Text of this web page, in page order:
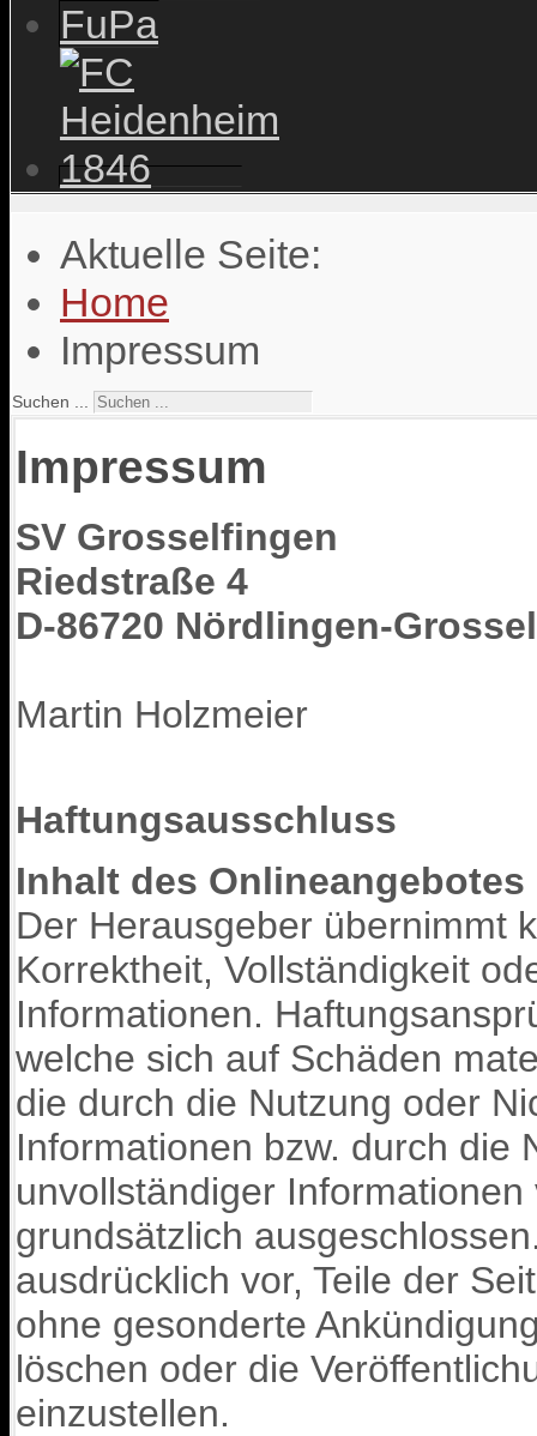
FuPa
Aktuelle Seite:
Home
Impressum
Suchen ...
Impressum
SV Grosselfingen
Riedstraße 4
D-86720 Nördlingen-
Martin Holzmeier
Haftungsausschluss
Inhalt des Onlineangebotes
Der Herausgeber übernimmt
Korrektheit, Vollständigkeit
Informationen.
welche sich auf Schäden
die durch die Nutzung oder
Informationen bzw. durch die
unvollständiger
grundsätzlich
ausdrücklich vor, Teile der
ohne gesonderte
löschen oder die
einzustellen.